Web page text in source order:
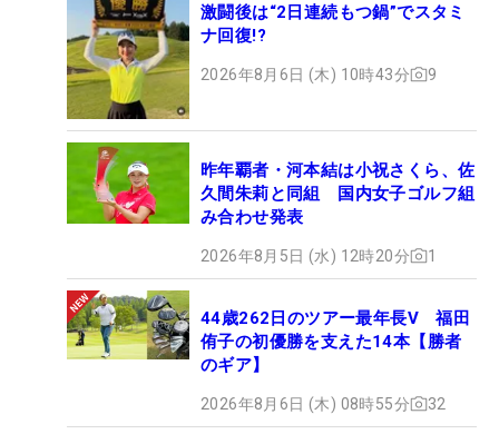
激闘後は“2日連続もつ鍋”でスタミ
ナ回復!?
2026年8月6日 (木) 10時43分 9
昨年覇者・河本結は小祝さくら、佐
久間朱莉と同組 国内女子ゴルフ組
み合わせ発表
2026年8月5日 (水) 12時20分 1
44歳262日のツアー最年長V 福田
侑子の初優勝を支えた14本【勝者
のギア】
2026年8月6日 (木) 08時55分 32